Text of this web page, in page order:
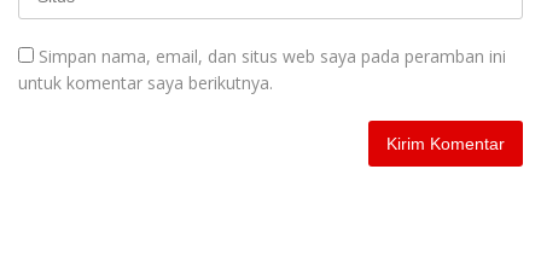
Simpan nama, email, dan situs web saya pada peramban ini
untuk komentar saya berikutnya.